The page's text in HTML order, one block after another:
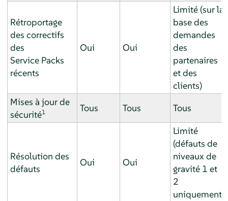
Rétroportage
des correctifs
des
Service Packs
récents
Oui Oui
Limité (sur la
base des
demandes
des
partenaires
et des
clients)
Mises à jour de
sécurité1 Tous Tous Tous
Résolution des
défauts
Oui Oui
Limité
(défauts de
niveaux de
gravité 1 et
2
uniquement)